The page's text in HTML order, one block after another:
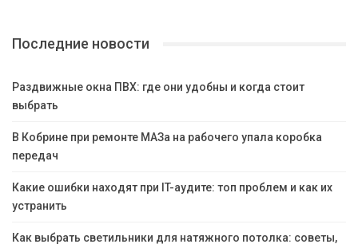
Последние новости
Раздвижные окна ПВХ: где они удобны и когда стоит
выбрать
В Кобрине при ремонте МАЗа на рабочего упала коробка
передач
Какие ошибки находят при IT-аудите: топ проблем и как их
устранить
Как выбрать светильники для натяжного потолка: советы,